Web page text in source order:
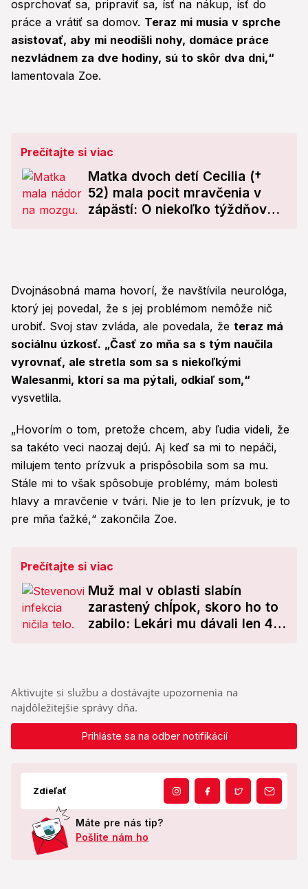
osprchovať sa, pripraviť sa, ísť na nákup, ísť do
práce a vrátiť sa domov. Teraz mi musia v sprche
asistovať, aby mi neodišli nohy, domáce práce
nezvládnem za dve hodiny, sú to skôr dva dni,“
lamentovala Zoe.
Prečítajte si viac
Matka dvoch detí Cecilia (†
52) mala pocit mravčenia v
zápästí: O niekoľko týždňov
Dvojnásobná mama hovorí, že navštívila neurológa,
ktorý jej povedal, že s jej problémom nemôže nič
urobiť. Svoj stav zvláda, ale povedala, že teraz má
sociálnu úzkosť. „Časť zo mňa sa s tým naučila
vyrovnať, ale stretla som sa s niekoľkými
Walesanmi, ktorí sa ma pýtali, odkiaľ som,“
vysvetlila.
„Hovorím o tom, pretože chcem, aby ľudia videli, že
sa takéto veci naozaj dejú. Aj keď sa mi to nepáči,
milujem tento prízvuk a prispôsobila som sa mu.
Stále mi to však spôsobuje problémy, mám bolesti
hlavy a mravčenie v tvári. Nie je to len prízvuk, je to
pre mňa ťažké,“ zakončila Zoe.
Prečítajte si viac
Muž mal v oblasti slabín
zarastený chĺpok, skoro ho to
zabilo: Lekári mu dávali len 4
Aktivujte si službu a dostávajte upozornenia na
najdôležitejšie správy dňa.
Prihláste sa na odber notifikácií
Zdieľať
Máte pre nás tip?
Pošlite nám ho